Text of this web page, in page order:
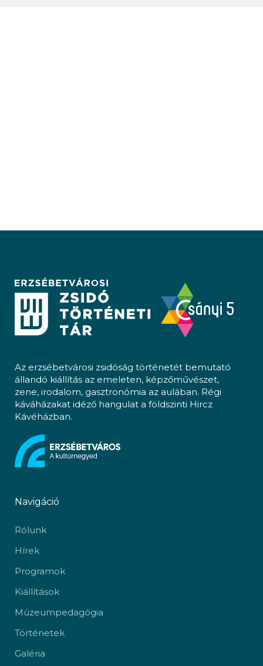
Az erzsébetvárosi zsidóság történetét bemutató
állandó kiállítás az emeleten, képzőművészet,
zene, irodalom, gasztronómia az aulában. Régi
káváházakat idéző hangulat a földszinti Hircz
Kávéházban.
Navigáció
Rólunk
Hírek
Programok
Kiállítások
Múzeumpedagógia
Történetek
Galéria